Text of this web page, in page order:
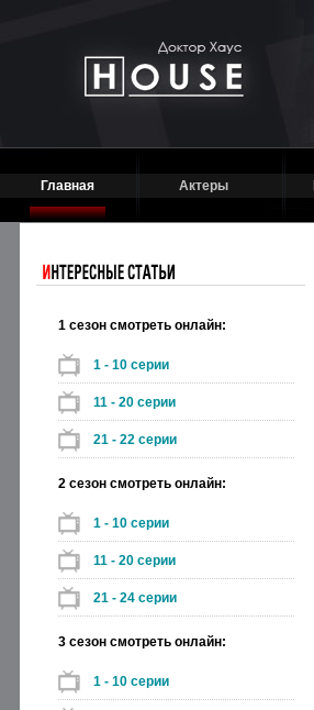
Главная Актеры
1 сезон смотреть онлайн:
1 - 10 серии
11 - 20 серии
21 - 22 серии
2 сезон смотреть онлайн:
1 - 10 серии
11 - 20 серии
21 - 24 серии
3 сезон смотреть онлайн:
1 - 10 серии